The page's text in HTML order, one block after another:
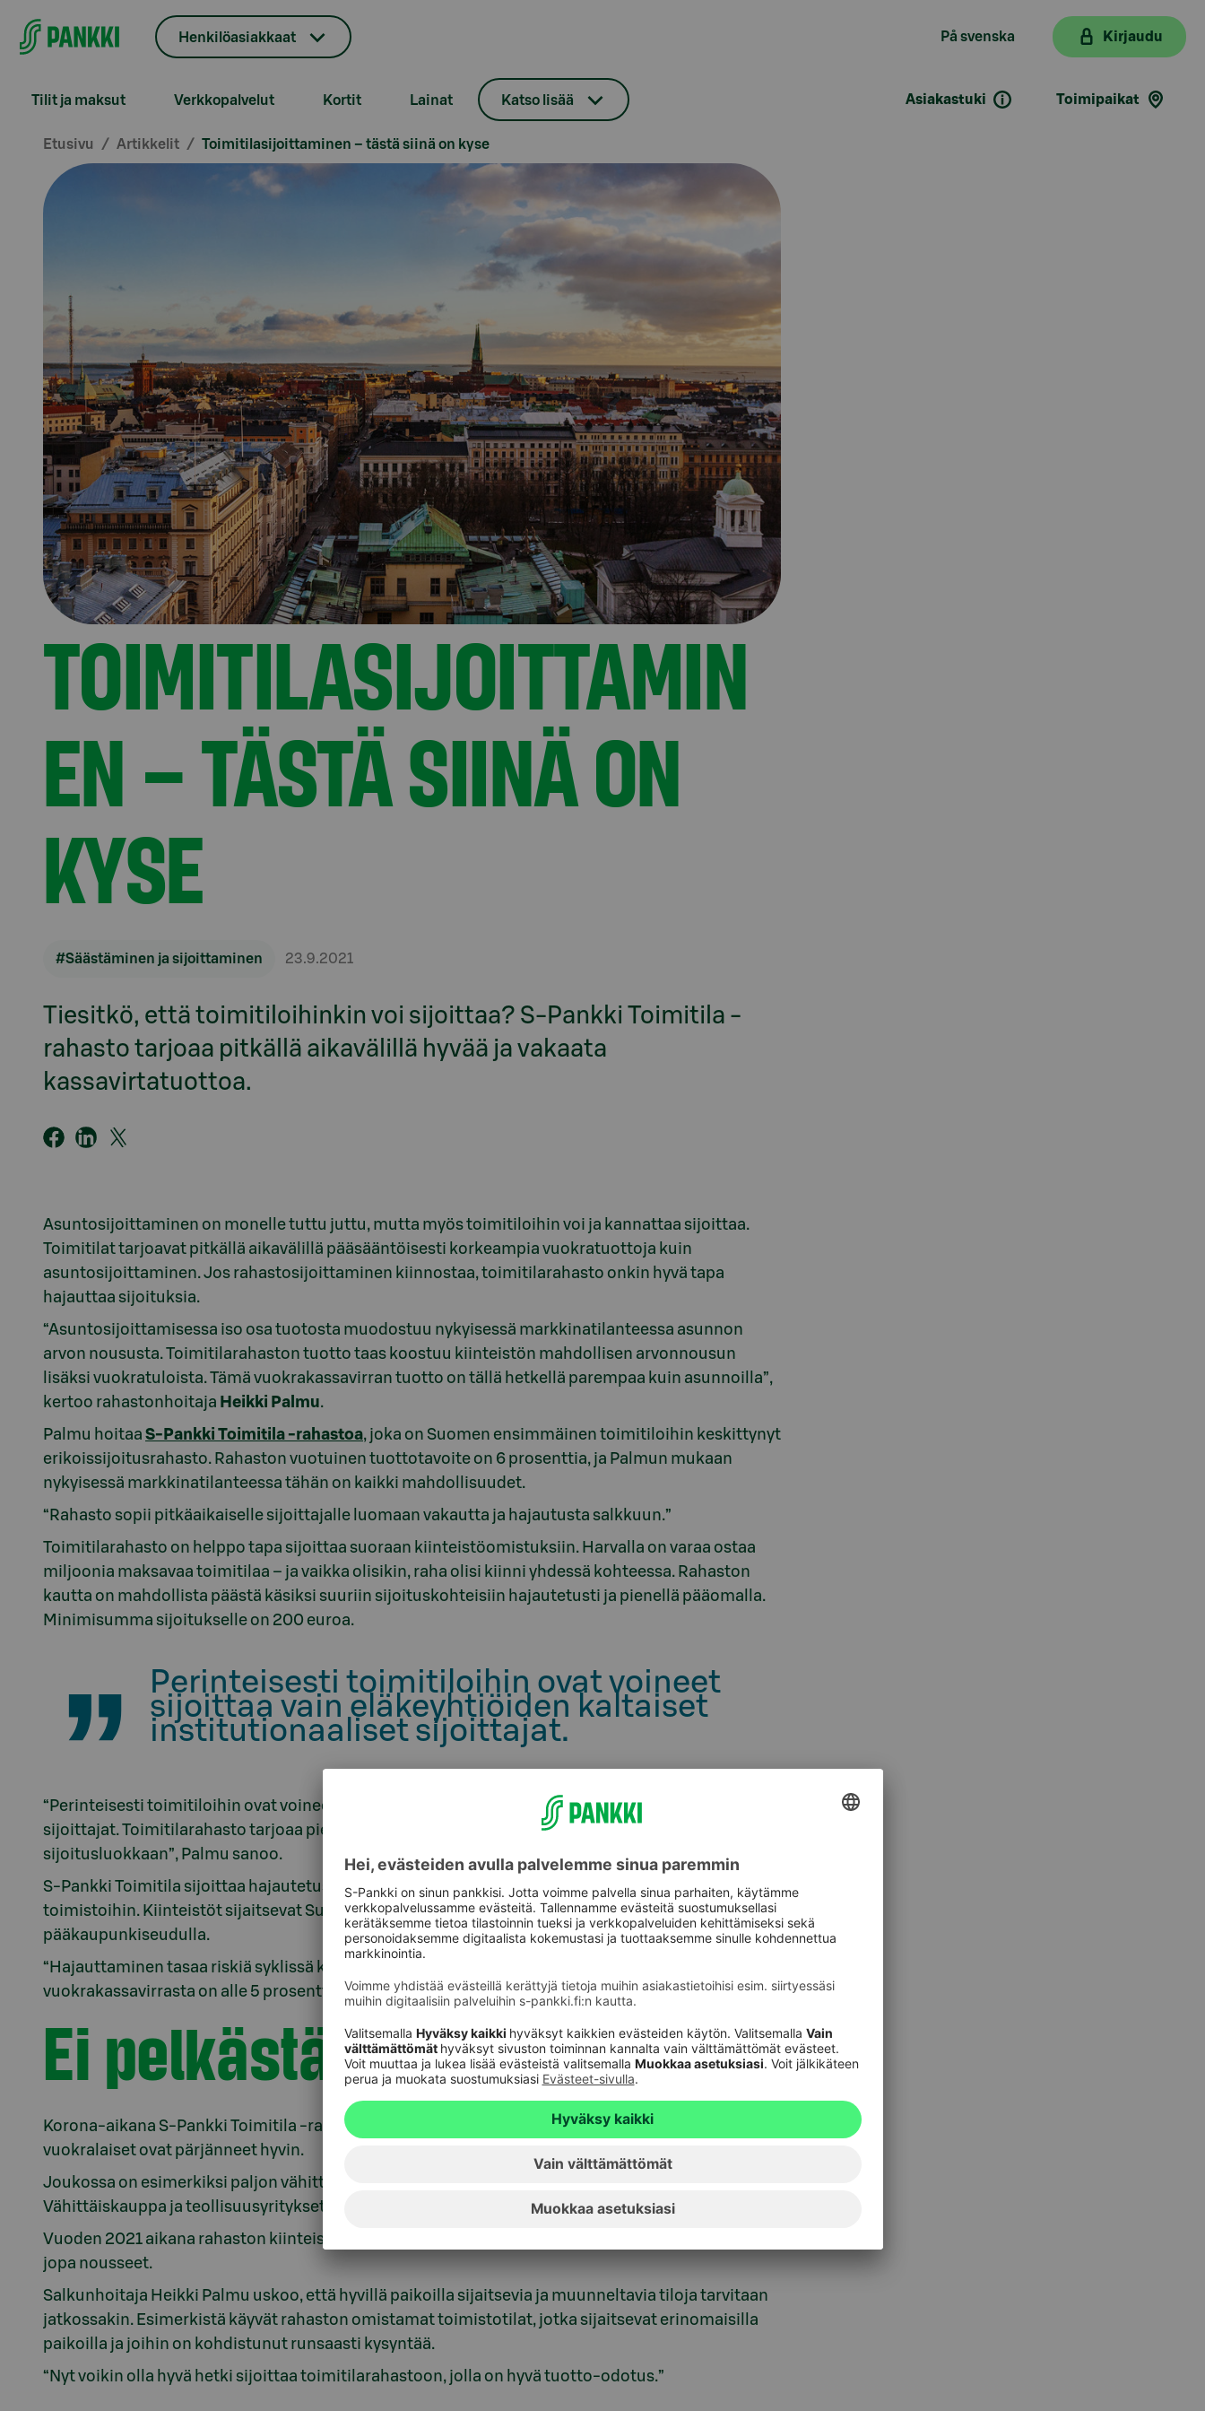
Henkilöasiakkaat På svenska Kirjaudu
Tilit ja maksut Verkkopalvelut Kortit Lainat Katso lisää Asiakastuki Toimipaikat
Etusivu Artikkelit Toimitilasijoittaminen – tästä siinä on kyse
TOIMITILASIJOITTAMIN
EN – TÄSTÄ SIINÄ ON
KYSE
#Säästäminen ja sijoittaminen 23.9.2021
Tiesitkö, että toimitiloihinkin voi sijoittaa? S-Pankki Toimitila -
rahasto tarjoaa pitkällä aikavälillä hyvää ja vakaata
kassavirtatuottoa.
Asuntosijoittaminen on monelle tuttu juttu, mutta myös toimitiloihin voi ja kannattaa sijoittaa.
Toimitilat tarjoavat pitkällä aikavälillä pääsääntöisesti korkeampia vuokratuottoja kuin
asuntosijoittaminen. Jos rahastosijoittaminen kiinnostaa, toimitilarahasto onkin hyvä tapa
hajauttaa sijoituksia.
“Asuntosijoittamisessa iso osa tuotosta muodostuu nykyisessä markkinatilanteessa asunnon
arvon noususta. Toimitilarahaston tuotto taas koostuu kiinteistön mahdollisen arvonnousun
lisäksi vuokratuloista. Tämä vuokrakassavirran tuotto on tällä hetkellä parempaa kuin asunnoilla”,
kertoo rahastonhoitaja Heikki Palmu.
Palmu hoitaa S-Pankki Toimitila -rahastoa, joka on Suomen ensimmäinen toimitiloihin keskittynyt
erikoissijoitusrahasto. Rahaston vuotuinen tuottotavoite on 6 prosenttia, ja Palmun mukaan
nykyisessä markkinatilanteessa tähän on kaikki mahdollisuudet.
“Rahasto sopii pitkäaikaiselle sijoittajalle luomaan vakautta ja hajautusta salkkuun.”
Toimitilarahasto on helppo tapa sijoittaa suoraan kiinteistöomistuksiin. Harvalla on varaa ostaa
miljoonia maksavaa toimitilaa – ja vaikka olisikin, raha olisi kiinni yhdessä kohteessa. Rahaston
kautta on mahdollista päästä käsiksi suuriin sijoituskohteisiin hajautetusti ja pienellä pääomalla.
Minimisumma sijoitukselle on 200 euroa.
Perinteisesti toimitiloihin ovat voineet
sijoittaa vain eläkeyhtiöiden kaltaiset
institutionaaliset sijoittajat.
“Perinteisesti toimitiloihin ovat voineet sijoittaa vain eläkeyhtiöiden kaltaiset institutionaaliset
sijoittajat. Toimitilarahasto tarjoaa piensijoittajille hyvän mahdollisuuden päästä kiinni näin isoon
sijoitusluokkaan”, Palmu sanoo.
S-Pankki Toimitila sijoittaa hajautetusti erilaisiin kiinteistöihin, pääasiassa liiketiloihin ja
toimistoihin. Kiinteistöt sijaitsevat Suomen suurimmissa kaupungeissa, valtaosa
pääkaupunkiseudulla.
“Hajauttaminen tasaa riskiä syklissä kuin syklissä. Suurimmankin vuokralaisen osuus
vuokrakassavirrasta on alle 5 prosenttia.”
Ei pelkästään toimistoja
Korona-aikana S-Pankki Toimitila -rahaston kiinteistöjen vuokraustoiminta on ollut aktiivista ja
vuokralaiset ovat pärjänneet hyvin.
Joukossa on esimerkiksi paljon vähittäiskaupan liiketiloja, joilla myynti on vilkastunut.
Vähittäiskauppa ja teollisuusyritykset tuovat lähes 40 % rahaston vuokratuotoista.
Vuoden 2021 aikana rahaston kiinteistöjen arvot ovat palautuneet koronaa edeltäneille tasoille tai
jopa nousseet.
Salkunhoitaja Heikki Palmu uskoo, että hyvillä paikoilla sijaitsevia ja muunneltavia tiloja tarvitaan
jatkossakin. Esimerkistä käyvät rahaston omistamat toimistotilat, jotka sijaitsevat erinomaisilla
paikoilla ja joihin on kohdistunut runsaasti kysyntää.
“Nyt voikin olla hyvä hetki sijoittaa toimitilarahastoon, jolla on hyvä tuotto-odotus.”